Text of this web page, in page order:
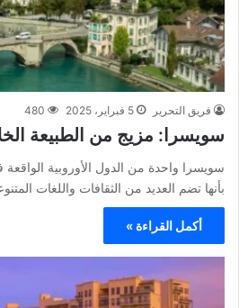
فريق التحرير 5 فبراير، 2025 480
سويسرا: مزيج من الطبيعة
سويسرا واحدة من الدول الأوروبية الواقعة
بأنها تضم العديد من الثقافات واللغات
أكمل القراءة »